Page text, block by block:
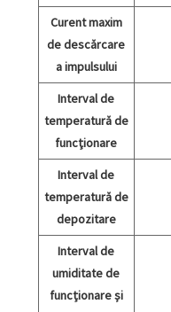
Curent maxim
de descărcare
a impulsului
Interval de
temperatură de
funcționare
Interval de
temperatură de
depozitare
Interval de
umiditate de
funcționare și